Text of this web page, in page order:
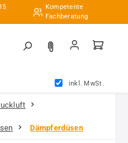
Kompetente
Fachberatung
inkl. MwSt.
Dämpferdüsen